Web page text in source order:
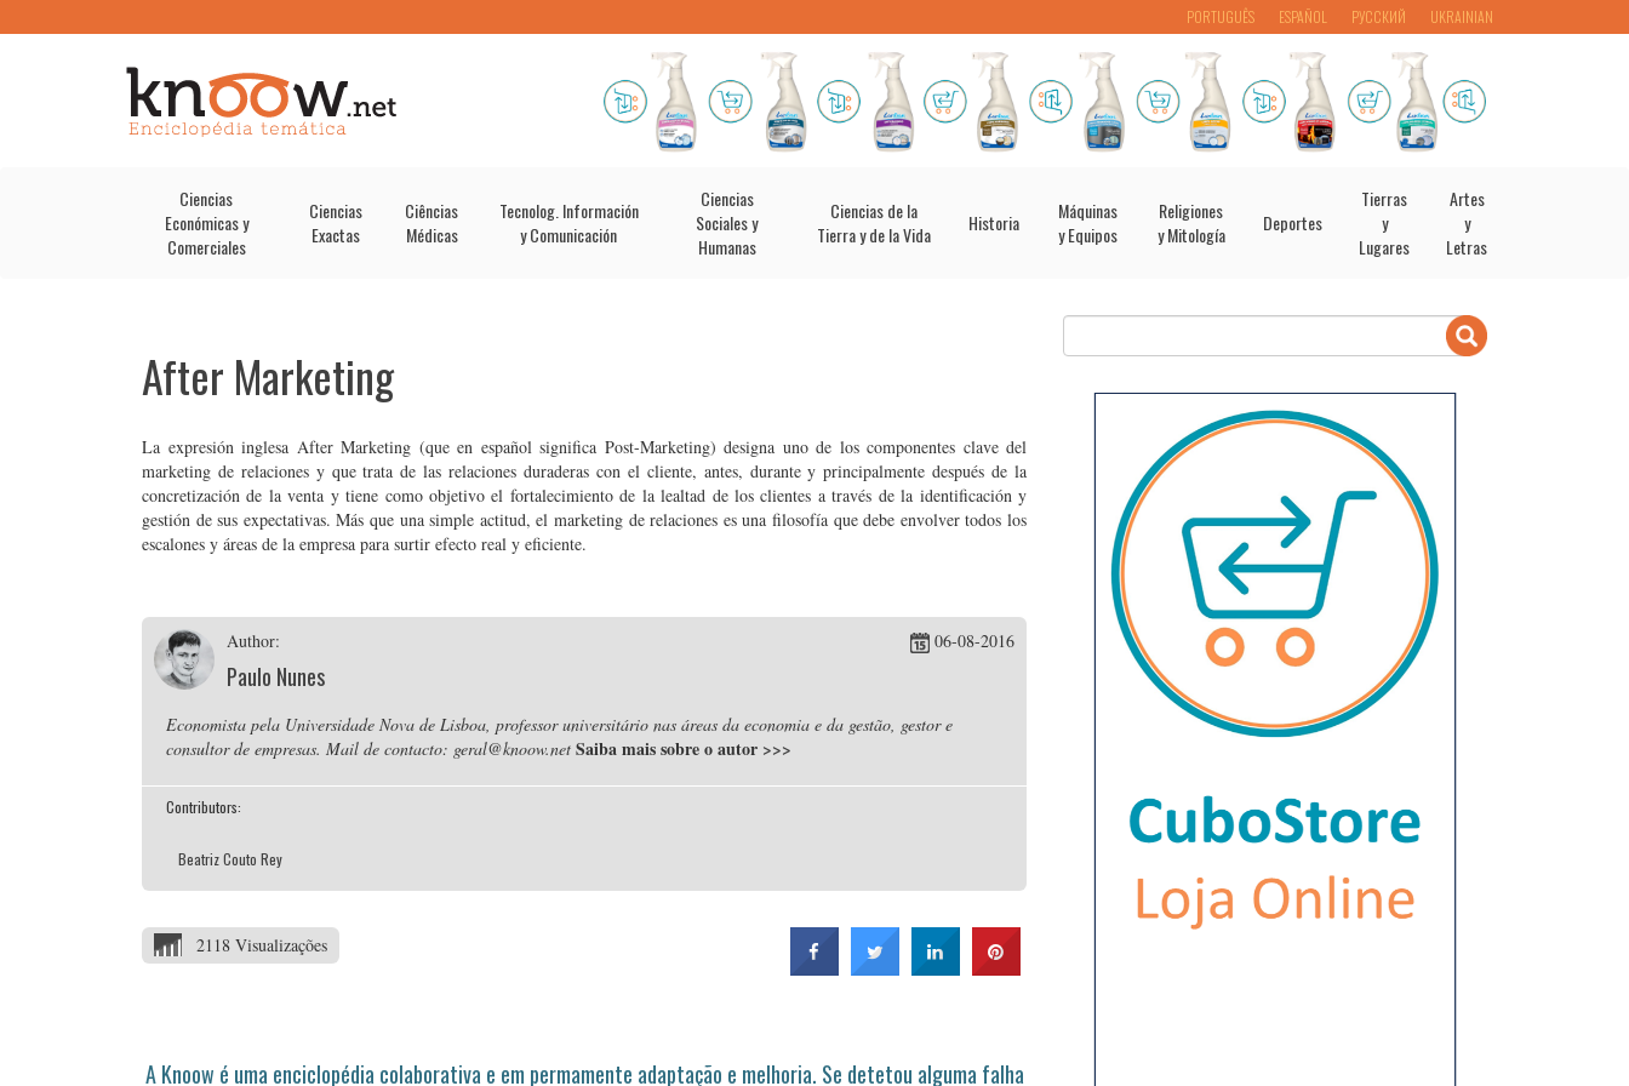
PORTUGUÊS ESPAÑOL РУССКИЙ UKRAINIAN
Ciencias
Económicas y
Comerciales
Ciencias
Exactas
Ciências
Médicas
Tecnolog. Información
y Comunicación
Ciencias
Sociales y
Humanas
Ciencias de la
Tierra y de la Vida
Historia
Máquinas
y Equipos
Religiones
y Mitología
Deportes
Tierras
y
Lugares
Artes
y
Letras
After Marketing
La expresión inglesa After Marketing (que en español significa Post-Marketing) designa uno de los componentes clave del
marketing de relaciones y que trata de las relaciones duraderas con el cliente, antes, durante y principalmente después de la
concretización de la venta y tiene como objetivo el fortalecimiento de la lealtad de los clientes a través de la identificación y
gestión de sus expectativas. Más que una simple actitud, el marketing de relaciones es una filosofía que debe envolver todos los
escalones y áreas de la empresa para surtir efecto real y eficiente.
Author:
Paulo Nunes
06-08-2016
Economista pela Universidade Nova de Lisboa, professor universitário nas áreas da economia e da gestão, gestor e
consultor de empresas. Mail de contacto: geral@knoow.net Saiba mais sobre o autor >>>
Contributors:
Beatriz Couto Rey
2118 Visualizações
A Knoow é uma enciclopédia colaborativa e em permamente adaptação e melhoria. Se detetou alguma falha